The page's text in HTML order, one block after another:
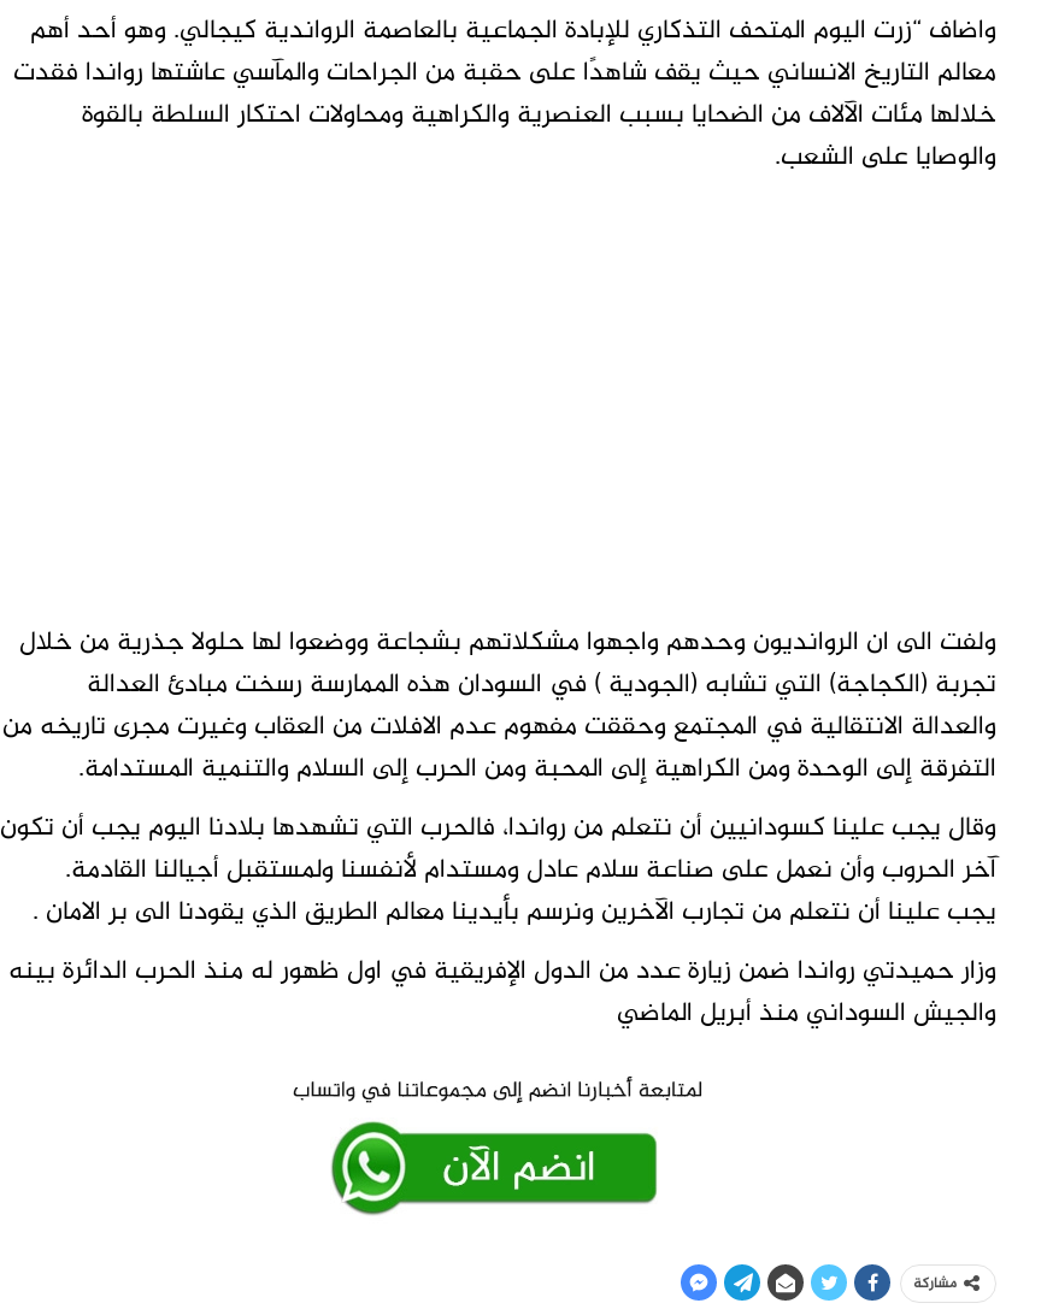
واضاف “زرت اليوم المتحف التذكاري للإبادة الجماعية بالعاصمة الرواندية كيجالي. وهو أحد أهم
معالم التاريخ الانساني حيث يقف شاهدًا على حقبة من الجراحات والمآسي عاشتها رواندا فقدت
خلالها مئات الآلاف من الضحايا بسبب العنصرية والكراهية ومحاولات احتكار السلطة بالقوة
والوصايا على الشعب.
ولفت الى ان الروانديون وحدهم واجهوا مشكلاتهم بشجاعة ووضعوا لها حلولا جذرية من خلال
تجربة (الكجاجة) التي تشابه (الجودية ) في السودان هذه الممارسة رسخت مبادئ العدالة
والعدالة الانتقالية في المجتمع وحققت مفهوم عدم الافلات من العقاب وغيرت مجرى تاريخه من
التفرقة إلى الوحدة ومن الكراهية إلى المحبة ومن الحرب إلى السلام والتنمية المستدامة.
وقال يجب علينا كسودانيين أن نتعلم من رواندا، فالحرب التي تشهدها بلادنا اليوم يجب أن تكون
آخر الحروب وأن نعمل على صناعة سلام عادل ومستدام لأنفسنا ولمستقبل أجيالنا القادمة.
يجب علينا أن نتعلم من تجارب الآخرين ونرسم بأيدينا معالم الطريق الذي يقودنا الى بر الامان .
وزار حميدتي رواندا ضمن زيارة عدد من الدول الإفريقية في اول ظهور له منذ الحرب الدائرة بينه
والجيش السوداني منذ أبريل الماضي
مشاركة